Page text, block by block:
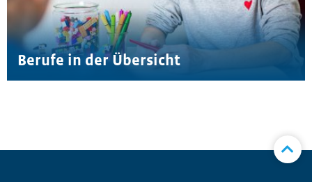
Berufe in der Übersicht